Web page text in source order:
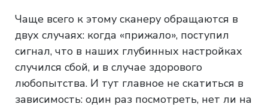
Чаще всего к этому сканеру обращаются в
двух случаях: когда «прижало», поступил
сигнал, что в наших глубинных настройках
случился сбой, и в случае здорового
любопытства. И тут главное не скатиться в
зависимость: один раз посмотреть, нет ли на